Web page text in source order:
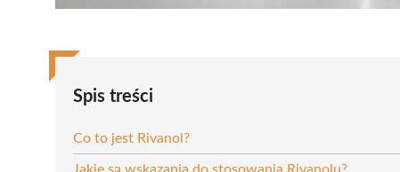
Spis treści
Co to jest Rivanol?